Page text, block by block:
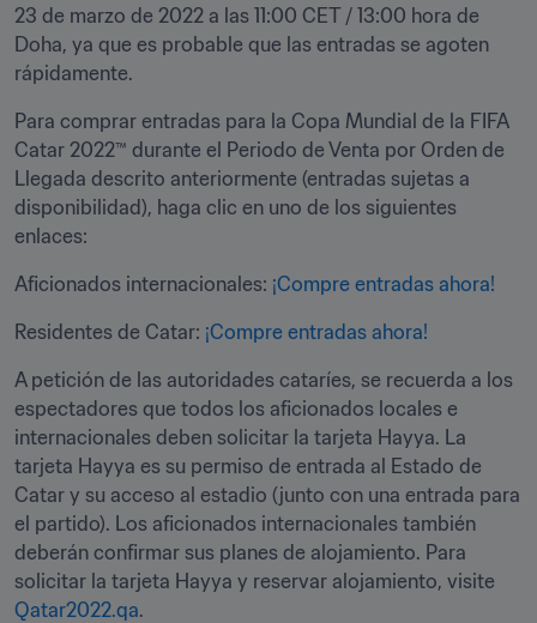
23 de marzo de 2022 a las 11:00 CET / 13:00 hora de
Doha, ya que es probable que las entradas se agoten
rápidamente.
Para comprar entradas para la Copa Mundial de la FIFA
Catar 2022™ durante el Periodo de Venta por Orden de
Llegada descrito anteriormente (entradas sujetas a
disponibilidad), haga clic en uno de los siguientes
enlaces:
Aficionados internacionales: ¡Compre entradas ahora!
Residentes de Catar: ¡Compre entradas ahora!
A petición de las autoridades cataríes, se recuerda a los
espectadores que todos los aficionados locales e
internacionales deben solicitar la tarjeta Hayya. La
tarjeta Hayya es su permiso de entrada al Estado de
Catar y su acceso al estadio (junto con una entrada para
el partido). Los aficionados internacionales también
deberán confirmar sus planes de alojamiento. Para
Qatar2022.qa.